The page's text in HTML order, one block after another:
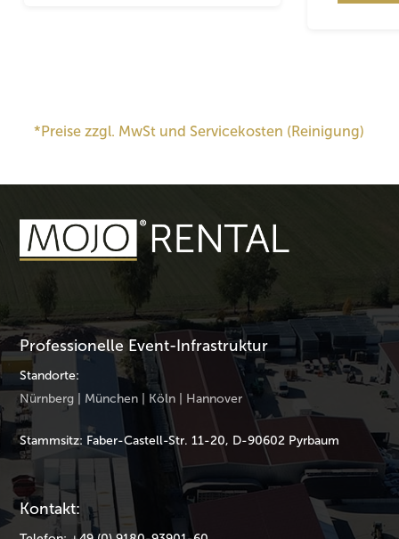
*Preise zzgl. MwSt und Servicekosten (Reinigung)
Professionelle Event-Infrastruktur
Standorte:
Nürnberg | München | Köln | Hannover
Stammsitz: Faber-Castell-Str. 11-20, D-90602 Pyrbaum
Kontakt: